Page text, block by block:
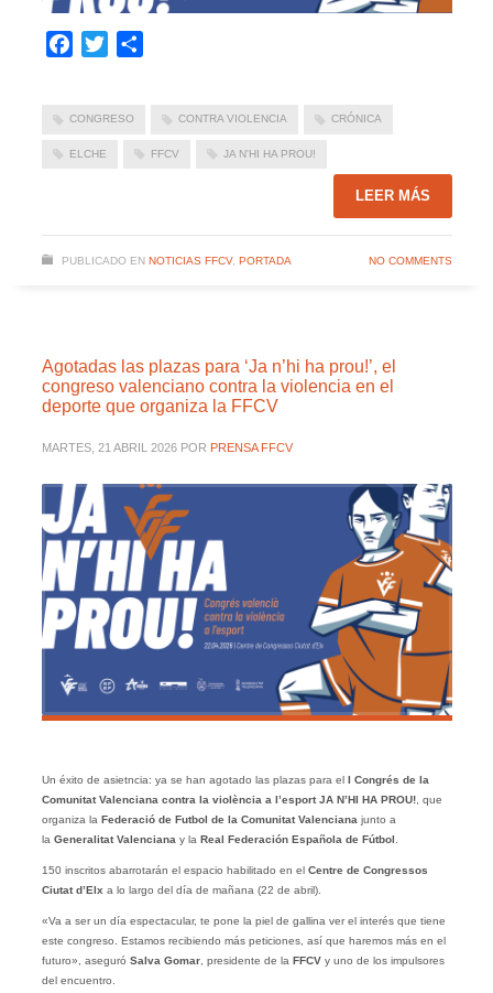
Facebook
Twitter
CONGRESO CONTRA VIOLENCIA CRÓNICA
ELCHE FFCV JA N'HI HA PROU!
LEER MÁS
PUBLICADO EN NOTICIAS FFCV, PORTADA NO COMMENTS
Agotadas las plazas para ‘Ja n’hi ha prou!’, el
congreso valenciano contra la violencia en el
deporte que organiza la FFCV
MARTES, 21 ABRIL 2026 POR PRENSA FFCV
Un éxito de asietncia: ya se han agotado las plazas para el I Congrés de la
Comunitat Valenciana contra la violència a l’esport JA N’HI HA PROU!, que
organiza la Federació de Futbol de la Comunitat Valenciana junto a
la Generalitat Valenciana y la Real Federación Española de Fútbol
150 inscritos abarrotarán el espacio habilitado en el Centre de Congressos
Ciutat d’Elx a lo largo del día de mañana (22 de abril).
«Va a ser un día espectacular, te pone la piel de gallina ver el interés que tiene
este congreso. Estamos recibiendo más peticiones, así que haremos más en el
futuro», aseguró Salva Gomar, presidente de la FFCVy uno de los impulsores
del encuentro.